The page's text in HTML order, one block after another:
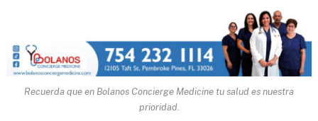
Recuerda que en Bolanos Concierge Medicine tu salud es nuestra
prioridad.